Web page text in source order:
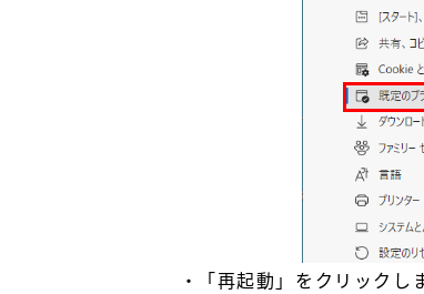
「再起動」をクリックし